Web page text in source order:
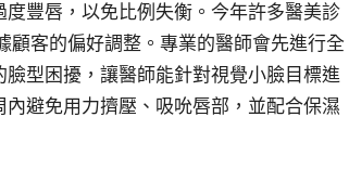
豐唇，以免比例失衡。今年許多醫美診
顧客的偏好調整。專業的醫師會先進行全
型困擾，讓醫師能針對視覺小臉目標進
避免用力擠壓、吸吮唇部，並配合保濕